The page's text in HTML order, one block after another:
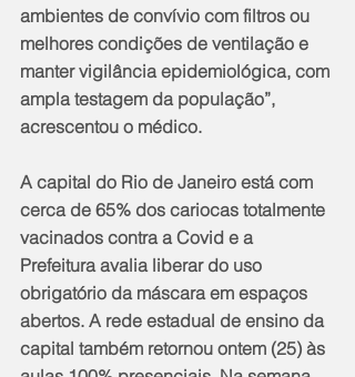
ambientes de convívio com filtros ou
melhores condições de ventilação e
manter vigilância epidemiológica, com
ampla testagem da população”,
acrescentou o médico.
A capital do Rio de Janeiro está com
cerca de 65% dos cariocas totalmente
vacinados contra a Covid e a
Prefeitura avalia liberar do uso
obrigatório da máscara em espaços
abertos. A rede estadual de ensino da
capital também retornou ontem (25) às